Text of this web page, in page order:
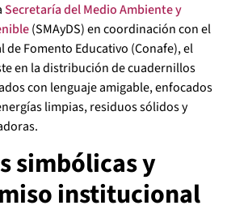
Secretaría del Medio Ambiente y
(SMAyDS) en coordinación con el
de Fomento Educativo (Conafe), el
en la distribución de cuadernillos
con lenguaje amigable, enfocados
limpias, residuos sólidos y
simbólicas y
institucional